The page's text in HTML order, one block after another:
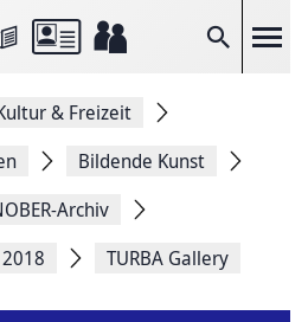
Suche
& Freizeit
Bildende Kunst
Archiv
TURBA Gallery